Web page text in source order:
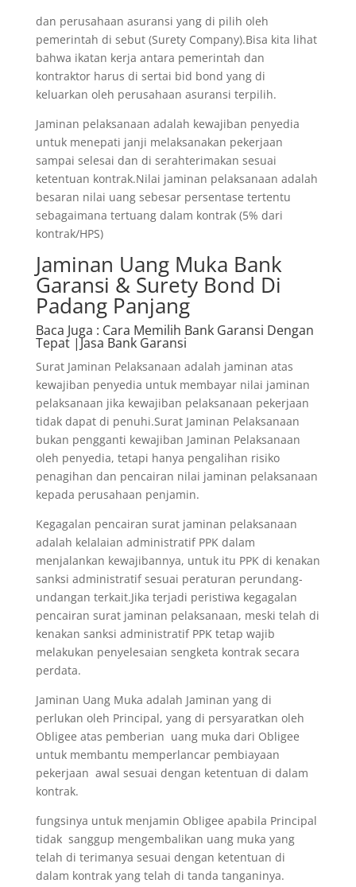
dan perusahaan asuransi yang di pilih oleh
pemerintah di sebut (Surety Company).Bisa kita lihat
bahwa ikatan kerja antara pemerintah dan
kontraktor harus di sertai bid bond yang di
keluarkan oleh perusahaan asuransi terpilih.
Jaminan pelaksanaan adalah kewajiban penyedia
untuk menepati janji melaksanakan pekerjaan
sampai selesai dan di serahterimakan sesuai
ketentuan kontrak.Nilai jaminan pelaksanaan adalah
besaran nilai uang sebesar persentase tertentu
sebagaimana tertuang dalam kontrak (5% dari
kontrak/HPS)
Jaminan Uang Muka Bank
Garansi & Surety Bond Di
Padang Panjang
Baca Juga : Cara Memilih Bank Garansi Dengan
Tepat |Jasa Bank Garansi
Surat Jaminan Pelaksanaan adalah jaminan atas
kewajiban penyedia untuk membayar nilai jaminan
pelaksanaan jika kewajiban pelaksanaan pekerjaan
tidak dapat di penuhi.Surat Jaminan Pelaksanaan
bukan pengganti kewajiban Jaminan Pelaksanaan
oleh penyedia, tetapi hanya pengalihan risiko
penagihan dan pencairan nilai jaminan pelaksanaan
kepada perusahaan penjamin.
Kegagalan pencairan surat jaminan pelaksanaan
adalah kelalaian administratif PPK dalam
menjalankan kewajibannya, untuk itu PPK di kenakan
sanksi administratif sesuai peraturan perundang-
undangan terkait.Jika terjadi peristiwa kegagalan
pencairan surat jaminan pelaksanaan, meski telah di
kenakan sanksi administratif PPK tetap wajib
melakukan penyelesaian sengketa kontrak secara
perdata.
Jaminan Uang Muka adalah Jaminan yang di
perlukan oleh Principal, yang di persyaratkan oleh
Obligee atas pemberian uang muka dari Obligee
untuk membantu memperlancar pembiayaan
pekerjaan awal sesuai dengan ketentuan di dalam
kontrak.
fungsinya untuk menjamin Obligee apabila Principal
tidak sanggup mengembalikan uang muka yang
telah di terimanya sesuai dengan ketentuan di
dalam kontrak yang telah di tanda tanganinya.